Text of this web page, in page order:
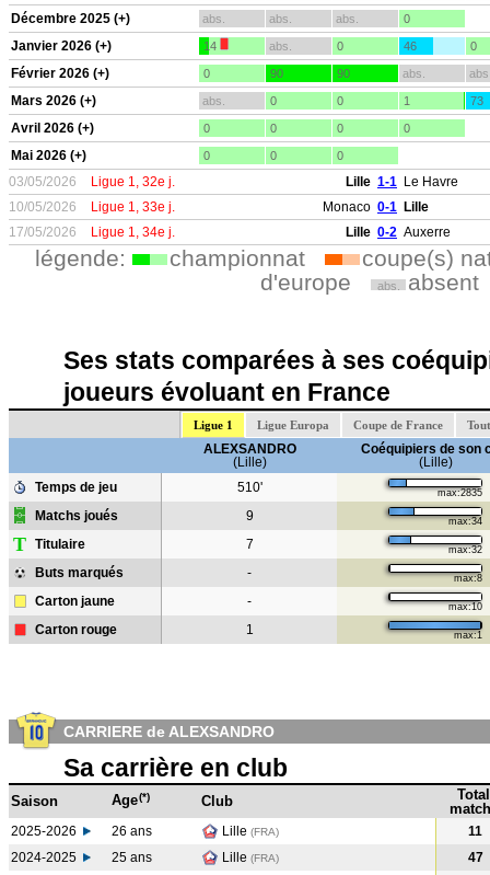
Décembre 2025 (+) abs. abs. abs. 0
Janvier 2026 (+) 14 abs. 0 46 0
Février 2026 (+) 0 90 90 abs.
Mars 2026 (+) abs. 0 0 1 73
Avril 2026 (+) 0 0 0 0
Mai 2026 (+) 0 0 0
03/05/2026 Ligue 1, 32e j. Lille 1-1 Le Havre
10/05/2026
Ligue 1, 33e j. Monaco 0-1 Lille
17/05/2026
Ligue 1, 34e j. Lille 0-2 Auxerre
légende: championnat
coupe(s)
d'europe
abs. absent
Ses stats comparées à ses
joueurs évoluant en France
Ligue 1 Ligue Europa Coupe de France
ALEXSANDRO
(Lille)
Coéquipiers de son
(Lille)
Temps de jeu
510' max:2835
Matchs joués 9 max:34
T Titulaire 7 max:32
Buts marqués - max:8
Carton jaune - max:10
Carton rouge 1 max:1
CARRIERE de ALEXSANDRO
Sa carrière en club
Saison Age(*) Club
Total
2025-2026 26 ans Lille (FRA)
11
2024-2025
25 ans Lille (FRA)
47